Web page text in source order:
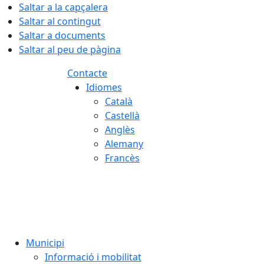
Saltar a la capçalera
Saltar al contingut
Saltar a documents
Saltar al peu de pàgina
Contacte
Idiomes
Català
Castellà
Anglès
Alemany
Francès
Municipi
Informació i mobilitat